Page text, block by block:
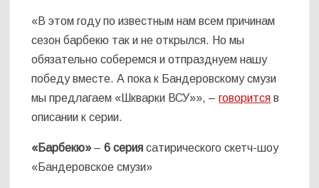
«В этом году по известным нам всем причинам
сезон барбекю так и не открылся. Но мы
обязательно соберемся и отпразднуем нашу
победу вместе. А пока к Бандеровскому смузи
мы предлагаем «Шкварки ВСУ»», –говорится в
описании к серии.
«Барбекю»– 6 сериясатирического скетч-шоу
«Бандеровское смузи»